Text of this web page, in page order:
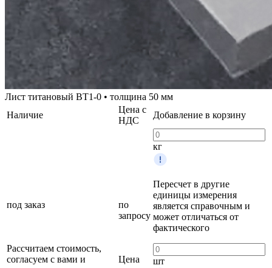
Лист титановый ВТ1-0 • толщина 50 мм
Наличие
Цена с
НДС
Добавление в корзину
под заказ
Рассчитаем стоимость,
согласуем с вами и
по
запросу
Цена
кг
Пересчет в другие
единицы измерения
является справочным и
может отличаться от
фактического
шт